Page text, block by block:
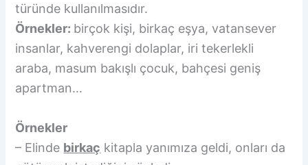
türünde kullanılmasıdır.
Örnekler: birçok kişi, birkaç eşya, vatansever
insanlar, kahverengi dolaplar, iri tekerlekli
araba, masum bakışlı çocuk, bahçesi geniş
apartman…
Örnekler
– Elinde birkaç kitapla yanımıza geldi, onları da